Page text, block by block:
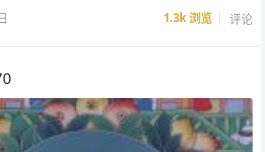
1.3k浏览 评论